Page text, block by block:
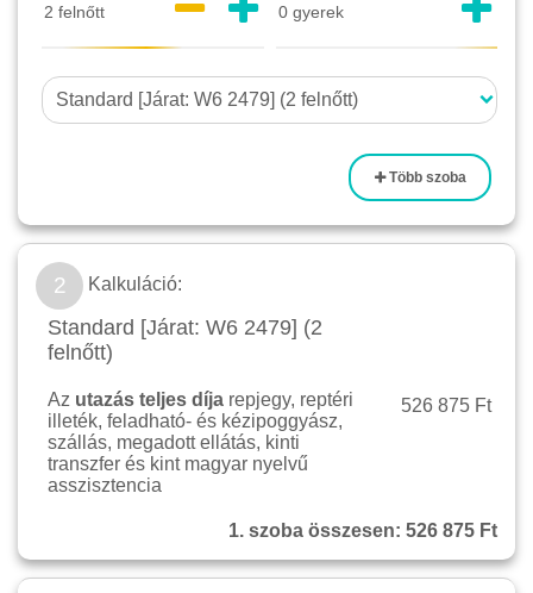
Több szoba
2 Kalkuláció:
Standard [Járat: W6 2479] (2
felnőtt)
Az utazás teljes díja repjegy, reptéri
illeték, feladható- és kézipoggyász,
szállás, megadott ellátás, kinti
transzfer és kint magyar nyelvű
asszisztencia
526 875 Ft
1. szoba összesen: 526 875 Ft